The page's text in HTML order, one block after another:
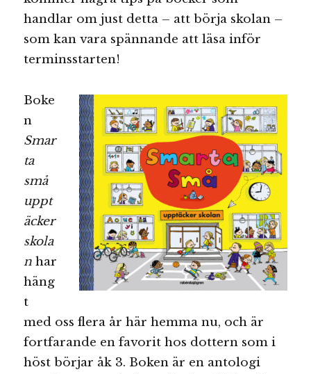
handlar om just detta – att börja skolan –
som kan vara spännande att läsa inför
terminsstarten!
Boke
n
Smar
ta
små
uppt
äcker
skola
n har
häng
t
med oss flera år här hemma nu, och är
fortfarande en favorit hos dottern som i
höst börjar åk 3. Boken är en antologi